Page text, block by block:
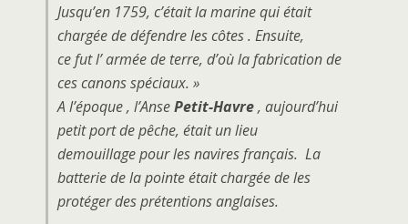
Jusqu’en 1759, c’était la marine qui était
chargée de défendre les côtes . Ensuite,
ce fut l’ armée de terre, d’où la fabrication de
ces canons spéciaux. »
A l’époque , l’AnsePetit-Havre, aujourd’hui
petit port de pêche, était un lieu
demouillage pour les navires français. La
batterie de la pointe était chargée de les
protéger des prétentions anglaises.